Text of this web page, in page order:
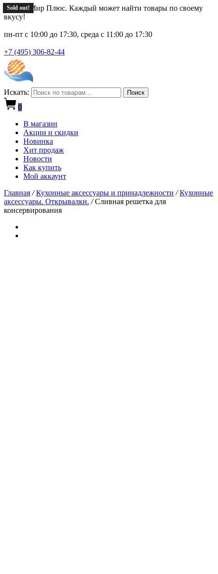
Новый Мир Плюс. Каждый может найти товары по своему
вкусу!
пн-пт с 10:00 до 17:30, среда с 11:00 до 17:30
+7 (495) 306-82-44
Искать: Поиск
0
В магазин
Акции и скидки
Новинка
Хит продаж
Новости
Как купить
Мой аккаунт
Главная / Кухонные аксессуары и принадлежности / Кухонные
аксессуары. Открывалки. /Сливная решетка для
консервирования
Sold out!
Sold out!
Sold out!
Sold out!